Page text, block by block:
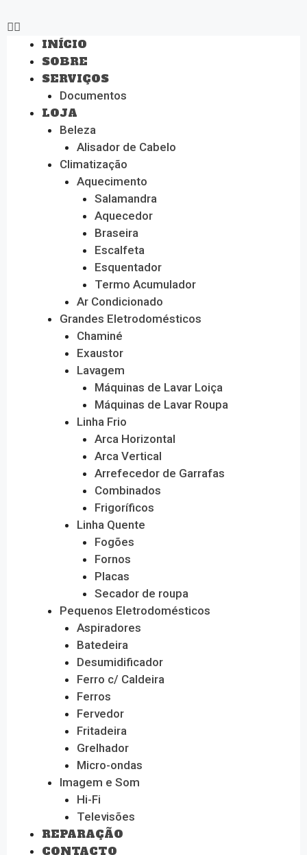
INÍCIO
SOBRE
SERVIÇOS
Documentos
LOJA
Beleza
Alisador de Cabelo
Climatização
Aquecimento
Salamandra
Aquecedor
Braseira
Escalfeta
Esquentador
Termo Acumulador
Ar Condicionado
Grandes Eletrodomésticos
Chaminé
Exaustor
Lavagem
Máquinas de Lavar Loiça
Máquinas de Lavar Roupa
Linha Frio
Arca Horizontal
Arca Vertical
Arrefecedor de Garrafas
Combinados
Frigoríficos
Linha Quente
Fogões
Fornos
Placas
Secador de roupa
Pequenos Eletrodomésticos
Aspiradores
Batedeira
Desumidificador
Ferro c/ Caldeira
Ferros
Fervedor
Fritadeira
Grelhador
Micro-ondas
Imagem e Som
Hi-Fi
Televisões
REPARAÇÃO
CONTACTO